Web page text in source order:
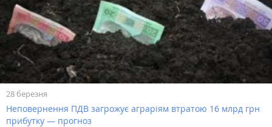
28 березня
Неповернення ПДВ загрожує аграріям втратою 16 млрд грн
прибутку — прогноз